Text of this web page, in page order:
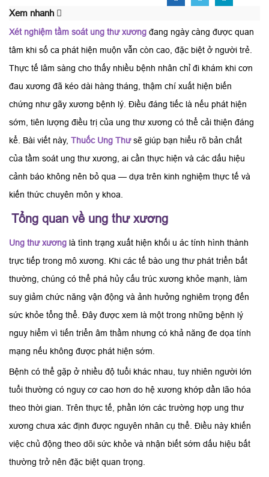
Xem nhanh
Xét nghiệm tầm soát ung thư xương đang ngày càng được quan
tâm khi số ca phát hiện muộn vẫn còn cao, đặc biệt ở người trẻ.
Thực tế lâm sàng cho thấy nhiều bệnh nhân chỉ đi khám khi cơn
đau xương đã kéo dài hàng tháng, thậm chí xuất hiện biến
chứng như gãy xương bệnh lý. Điều đáng tiếc là nếu phát hiện
sớm, tiên lượng điều trị của ung thư xương có thể cải thiện đáng
kể. Bài viết này, Thuốc Ung Thưsẽ giúp bạn hiểu rõ bản chất
của tầm soát ung thư xương, ai cần thực hiện và các dấu hiệu
cảnh báo không nên bỏ qua — dựa trên kinh nghiệm thực tế và
kiến thức chuyên môn y khoa.
Tổng quan về ung thư xương
Ung thư xương là tình trạng xuất hiện khối u ác tính hình thành
trực tiếp trong mô xương. Khi các tế bào ung thư phát triển bất
thường, chúng có thể phá hủy cấu trúc xương khỏe mạnh, làm
suy giảm chức năng vận động và ảnh hưởng nghiêm trọng đến
sức khỏe tổng thể. Đây được xem là một trong những bệnh lý
nguy hiểm vì tiến triển âm thầm nhưng có khả năng đe dọa tính
mạng nếu không được phát hiện sớm.
Bệnh có thể gặp ở nhiều độ tuổi khác nhau, tuy nhiên người lớn
tuổi thường có nguy cơ cao hơn do hệ xương khớp dần lão hóa
theo thời gian. Trên thực tế, phần lớn các trường hợp ung thư
xương chưa xác định được nguyên nhân cụ thể. Điều này khiến
việc chủ động theo dõi sức khỏe và nhận biết sớm dấu hiệu bất
thường trở nên đặc biệt quan trọng.